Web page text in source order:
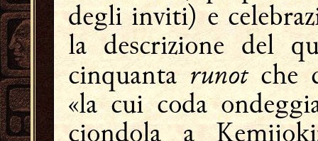
degli inviti) e
la descrizione del
cinquantarunotche
«la cui coda
ciondola a